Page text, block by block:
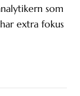
som
extra fokus